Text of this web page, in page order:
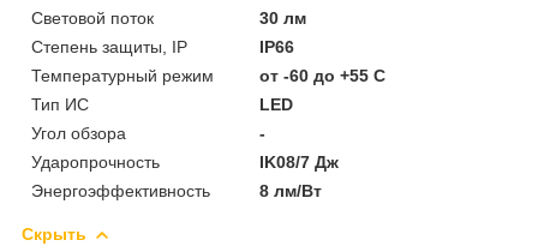
Световой поток
30 лм
Степень защиты, IP
IP66
Температурный режим
от -60 до +55 C
Тип ИС
LED
Угол обзора
-
Ударопрочность
IK08/7 Дж
Энергоэффективность
8 лм/Вт
Скрыть